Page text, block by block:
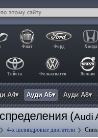
Фиат Форд Хонда
Тойота Фольксваген Вольво
А4▾ Ауди А6▾ Ауди А8▾
(Audi
4-х цилиндровые двигатели